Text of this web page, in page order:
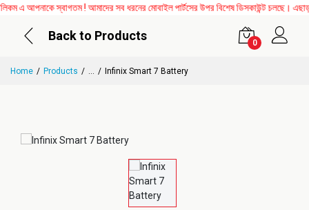
এ আপনাকে স্বাগতম ! আমাদের সব ধরনের মোবাইল পার্টসের উপর বিশেষ ডিসকাউন্ট চলছে।
Back to Products
0
Home Products ... Infinix Smart 7 Battery